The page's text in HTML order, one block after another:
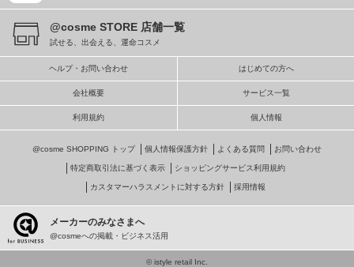
@cosme STORE 店舗一覧
試せる、出会える、運命コスメ
ヘルプ・お問い合わせ はじめての方へ
会社概要 サービス一覧
利用規約 個人情報
@cosme SHOPPING トップ 個人情報保護方針 よくある質問 お問い合わせ
特定商取引法に基づく表示 ショッピングサービス利用規約
カスタマーハラスメントに対する方針 採用情報
メーカーのみなさまへ
@cosmeへの掲載・ビジネス活用
© istyle retail Inc.